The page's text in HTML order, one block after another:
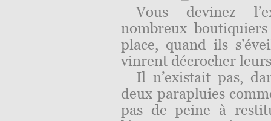
Vous devinez
nombreux
place, quand ils
vinrent décrocher
Il n’existait pas,
deux parapluies
pas de peine à